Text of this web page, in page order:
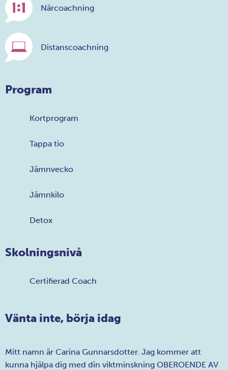
Närcoachning
Distanscoachning
Program
Kortprogram
Tappa tio
Jämnvecko
Jämnkilo
Detox
Skolningsnivå
Certifierad Coach
Vänta inte, börja idag
Mitt namn är Carina Gunnarsdotter. Jag kommer att
kunna hjälpa dig med din viktminskning OBEROENDE AV